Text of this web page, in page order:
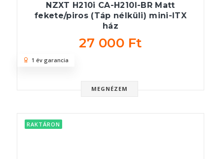
NZXT H210i CA-H210I-BR Matt
fekete/piros (Táp nélküli) mini-ITX
ház
27 000 Ft
MEGNÉZEM
1 év garancia
RAKTÁRON